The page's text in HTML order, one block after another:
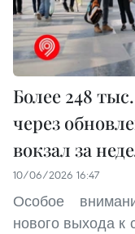
Более 248
через
вокзал за
10/06/2026 16:47
Особое
нового выхода к